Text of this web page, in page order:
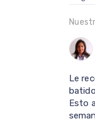
Le
Esto